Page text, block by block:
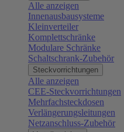
Alle anzeigen
Innenausbausysteme
Kleinverteiler
Komplettschränke
Modulare Schränke
Schaltschrank-Zubehör
Steckvorrichtungen
Alle anzeigen
CEE-Steckvorrichtungen
Mehrfachsteckdosen
Verlängerungsleitungen
Netzanschluss-Zubehör